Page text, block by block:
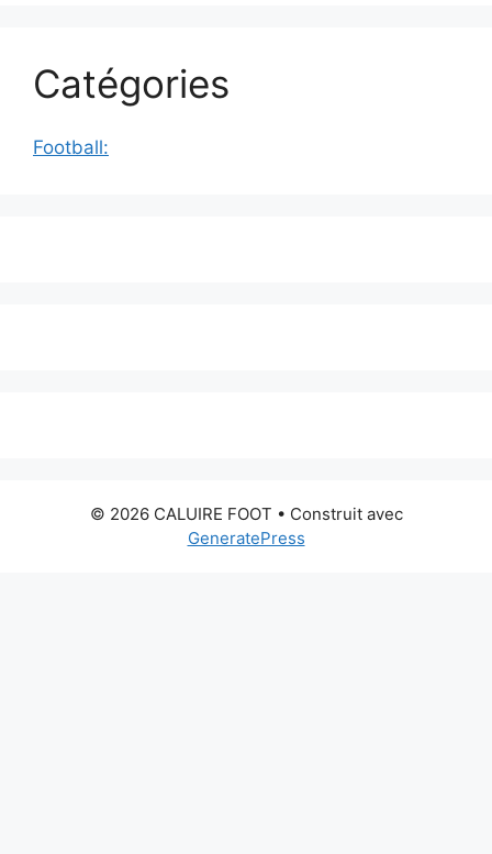
Catégories
Football:
© 2026 CALUIRE FOOT • Construit avec
GeneratePress